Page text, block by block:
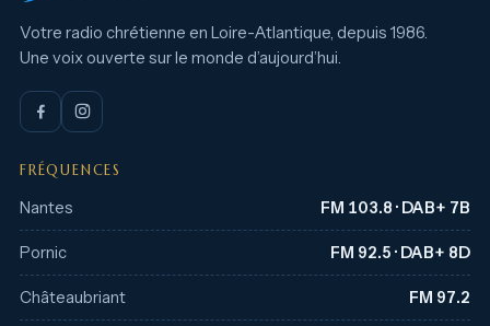
Votre radio chrétienne en Loire-Atlantique, depuis 1986.
Une voix ouverte sur le monde d’aujourd’hui.
FRÉQUENCES
Nantes FM 103.8 · DAB+ 7B
Pornic FM 92.5 · DAB+ 8D
Châteaubriant FM 97.2